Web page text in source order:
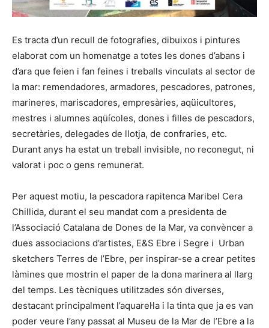
Es tracta d’un recull de fotografies, dibuixos i pintures
elaborat com un homenatge a totes les dones d’abans i
d’ara que feien i fan feines i treballs vinculats al sector de
la mar: remendadores, armadores, pescadores, patrones,
marineres, mariscadores, empresàries, aqüicultores,
mestres i alumnes aqüícoles, dones i filles de pescadors,
secretàries, delegades de llotja, de confraries, etc.
Durant anys ha estat un treball invisible, no reconegut, ni
valorat i poc o gens remunerat.
Per aquest motiu, la pescadora rapitenca Maribel Cera
Chillida, durant el seu mandat com a presidenta de
l’Associació Catalana de Dones de la Mar, va convèncer a
dues associacions d’artistes, E&S Ebre i Segre i Urban
sketchers Terres de l’Ebre, per inspirar-se a crear petites
làmines que mostrin el paper de la dona marinera al llarg
del temps. Les tècniques utilitzades són diverses,
destacant principalment l’aquarel·la i la tinta que ja es van
poder veure l’any passat al Museu de la Mar de l’Ebre a la